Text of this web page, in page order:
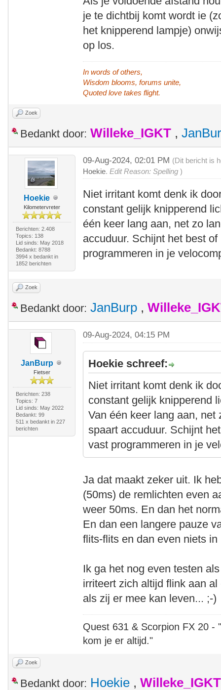
je te dichtbij komt wordt ie
het knipperend lampje)
op los.
In words of others,
Wisdom blooms, forums unite,
Quoted love takes flight.
Zoek
Bedankt door: Willeke_IGKT ,
Hoekie
Kilometervreter
Berichten: 2.408
Topics: 138
Lid sinds: May 2018
Bedankt: 8788
3994 x bedankt in
1852 berichten
09-Aug-2024, 02:01 PM (Dit bericht is
Hoekie. Edit Reason: Spelling )
Niet irritant komt denk ik
constant gelijk knipperend
één keer lang aan, net zo
accuduur. Schijnt het best
programmeren in je
Zoek
Bedankt door: JanBurp ,
JanBurp
Fietser
Berichten: 238
Topics: 7
Lid sinds: May 2022
Bedankt: 99
511 x bedankt in 227
berichten
09-Aug-2024, 04:15 PM
Hoekie schreef:
Niet irritant komt denk ik
constant gelijk knipperend
Van één keer lang aan,
spaart accuduur. Schijnt
vast programmeren in je
Ja dat maakt zeker uit. Ik
(50ms) de remlichten even
weer 50ms. En dan het
En dan een langere pauze
flits-flits en dan even niets
Ik ga het nog even testen
irriteert zich altijd flink aan
als zij er mee kan leven... ;-)
Quest 631 & Scorpion FX 20 -
kom je er altijd."
Zoek
Bedankt door: Hoekie , Willeke_IGKT